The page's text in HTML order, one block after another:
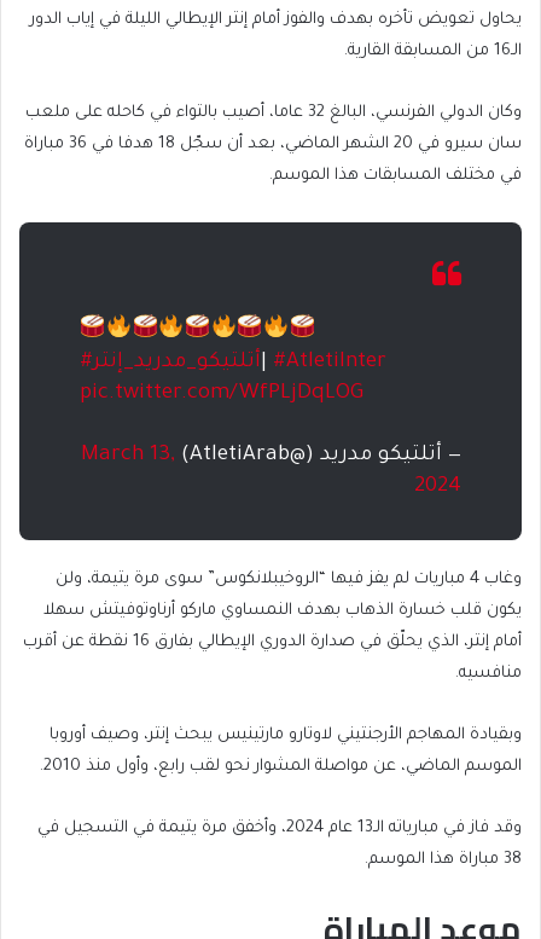
يحاول تعويض تأخره بهدف والفوز أمام إنتر الإيطالي الليلة في إياب الدور
الـ16 من المسابقة القارية.
وكان الدولي الفرنسي، البالغ 32 عاما، أصيب بالتواء في كاحله على ملعب
سان سيرو في 20 الشهر الماضي، بعد أن سجّل 18 هدفا في 36 مباراة
في مختلف المسابقات هذا الموسم.
#أتلتيكو_مدريد_إنتر
#AtletiInter
pic.twitter.com/WfPLjDqLOG
— أتلتيكو مدريد (@AtletiArab)
March 13,
2024
وغاب 4 مباريات لم يفز فيها “الروخيبلانكوس” سوى مرة يتيمة، ولن
يكون قلب خسارة الذهاب بهدف النمساوي ماركو أرناوتوفيتش سهلا
أمام إنتر، الذي يحلّق في صدارة الدوري الإيطالي بفارق 16 نقطة عن أقرب
منافسيه.
وبقيادة المهاجم الأرجنتيني لاوتارو مارتينيس يبحث إنتر، وصيف أوروبا
الموسم الماضي، عن مواصلة المشوار نحو لقب رابع، وأول منذ 2010.
وقد فاز في مبارياته الـ13 عام 2024، وأخفق مرة يتيمة في التسجيل في
38 مباراة هذا الموسم.